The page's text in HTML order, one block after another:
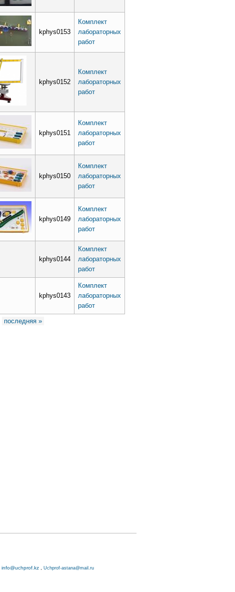
kphys0153
Комплект
лабораторных
работ
kphys0152
Комплект
лабораторных
работ
kphys0151
Комплект
лабораторных
работ
kphys0150
Комплект
лабораторных
работ
kphys0149
Комплект
лабораторных
работ
kphys0144
Комплект
лабораторных
работ
kphys0143
Комплект
лабораторных
работ
последняя »
info@uchprof.kz Uchprof-astana@mail.ru